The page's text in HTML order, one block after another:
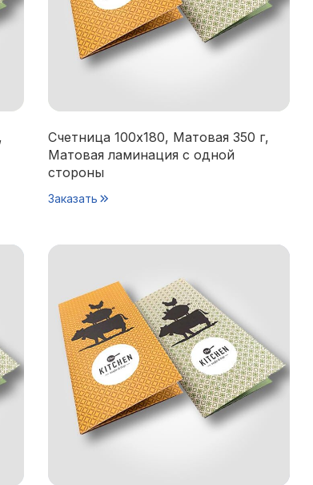
Счетница 100х180, Матовая 350 г,
Матовая ламинация с одной
стороны
Заказать